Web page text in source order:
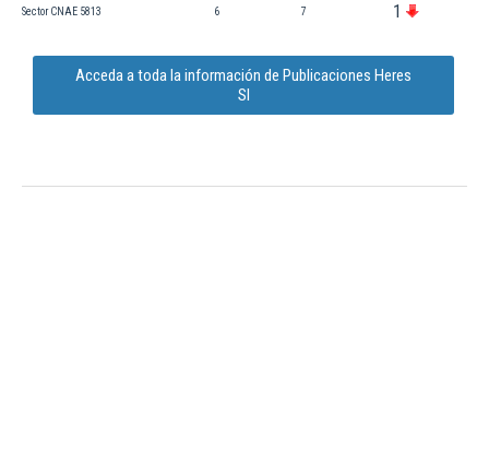
Sector CNAE 5813 6 7 1
Acceda a toda la información de Publicaciones Heres
Sl